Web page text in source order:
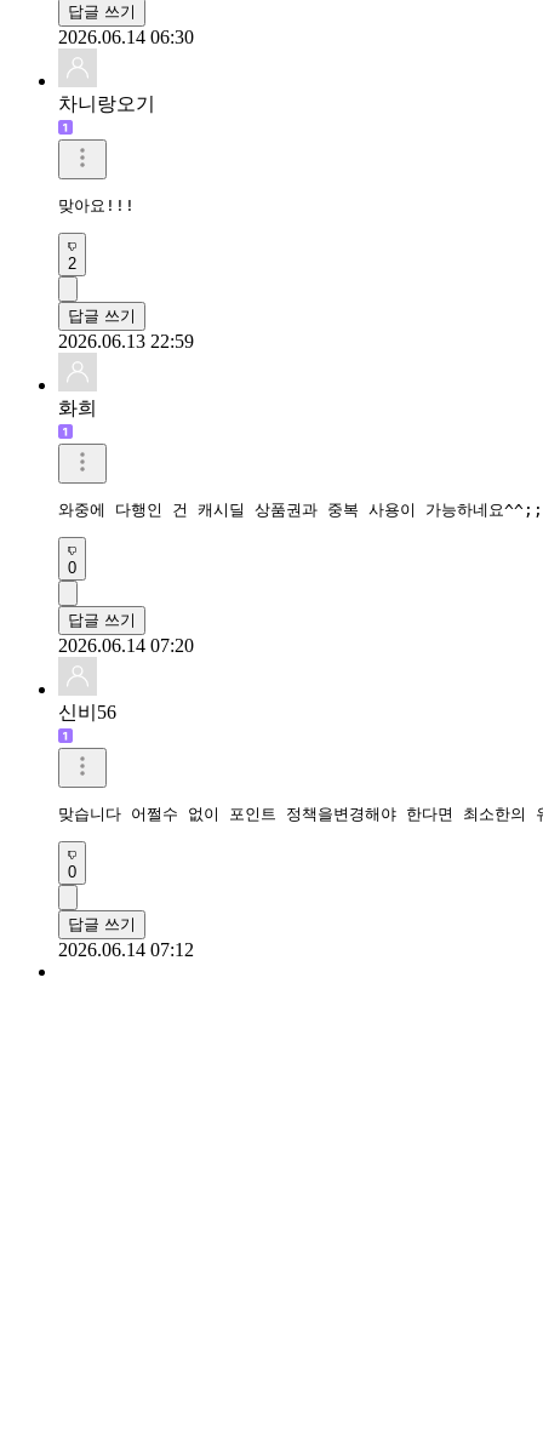
답글 쓰기
2026.06.14 06:30
차니랑오기
맞아요!!!
2
답글 쓰기
2026.06.13 22:59
화희
와중에 다행인 건 캐시딜 상품권과 중복 사용이 가능하네요^^;;
0
답글 쓰기
2026.06.14 07:20
신비56
맞습니다 어쩔수 없이 포인트 정책을변경해야 한다면 최소한
0
답글 쓰기
2026.06.14 07:12